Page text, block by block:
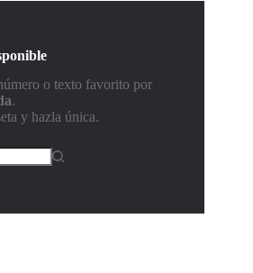
o texto favorito por
.
y hazla única.